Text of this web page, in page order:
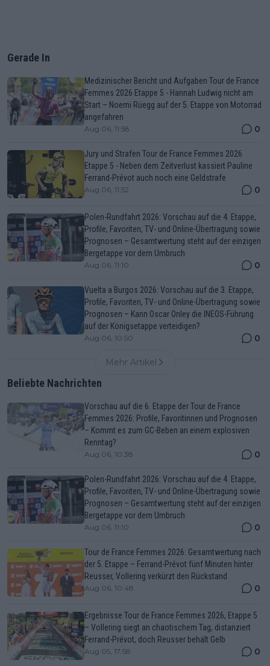
Gerade In
Medizinischer Bericht und Aufgaben Tour de France
Femmes 2026 Etappe 5 - Hannah Ludwig nicht am
Start – Noemi Rüegg auf der 5. Etappe von Motorrad
angefahren
Aug 06, 11:58 0
Jury und Strafen Tour de France Femmes 2026
Etappe 5 - Neben dem Zeitverlust kassiert Pauline
Ferrand-Prévot auch noch eine Geldstrafe
Aug 06, 11:52 0
Polen-Rundfahrt 2026: Vorschau auf die 4. Etappe,
Profile, Favoriten, TV- und Online-Übertragung sowie
Prognosen – Gesamtwertung steht auf der einzigen
Bergetappe vor dem Umbruch
Aug 06, 11:10 0
Vuelta a Burgos 2026: Vorschau auf die 3. Etappe,
Profile, Favoriten, TV- und Online-Übertragung sowie
Prognosen – Kann Oscar Onley die INEOS-Führung
auf der Königsetappe verteidigen?
Aug 06, 10:50 0
Mehr Artikel
Beliebte Nachrichten
Vorschau auf die 6. Etappe der Tour de France
Femmes 2026: Profile, Favoritinnen und Prognosen
– Kommt es zum GC-Beben an einem explosiven
Renntag?
Aug 06, 10:38 0
Polen-Rundfahrt 2026: Vorschau auf die 4. Etappe,
Profile, Favoriten, TV- und Online-Übertragung sowie
Prognosen – Gesamtwertung steht auf der einzigen
Bergetappe vor dem Umbruch
Aug 06, 11:10 0
Tour de France Femmes 2026: Gesamtwertung nach
der 5. Etappe – Ferrand-Prévot fünf Minuten hinter
Reusser, Vollering verkürzt den Rückstand
Aug 06, 10:48 0
Ergebnisse Tour de France Femmes 2026, Etappe 5
– Vollering siegt an chaotischem Tag, distanziert
Ferrand-Prévot, doch Reusser behält Gelb
Aug 05, 17:58 0